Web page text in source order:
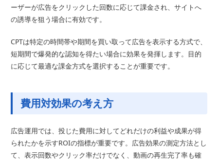
ーザーが広告をクリックした回数に応じて課金され、サイトへ
の誘導を狙う場合に有効です。
CPTは特定の時間帯や期間を買い取って広告を表示する方式で、
短期間で爆発的な認知を得たい場合に効果を発揮します。目的
に応じて最適な課金方式を選択することが重要です。
費用対効果の考え方
広告運用では、投じた費用に対してどれだけの利益や成果が得
られたかを示すROIの指標が重要です。広告効果の測定方法とし
て、表示回数やクリック率だけでなく、動画の再生完了率も確